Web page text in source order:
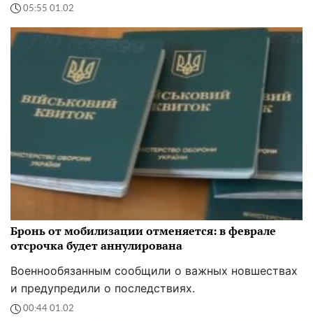
05:55 01.02
Бронь от мобилизации отменяется: в феврале
отсрочка будет аннулирована
Военнообязанным сообщили о важных новшествах
и предупредили о последствиях.
00:44 01.02